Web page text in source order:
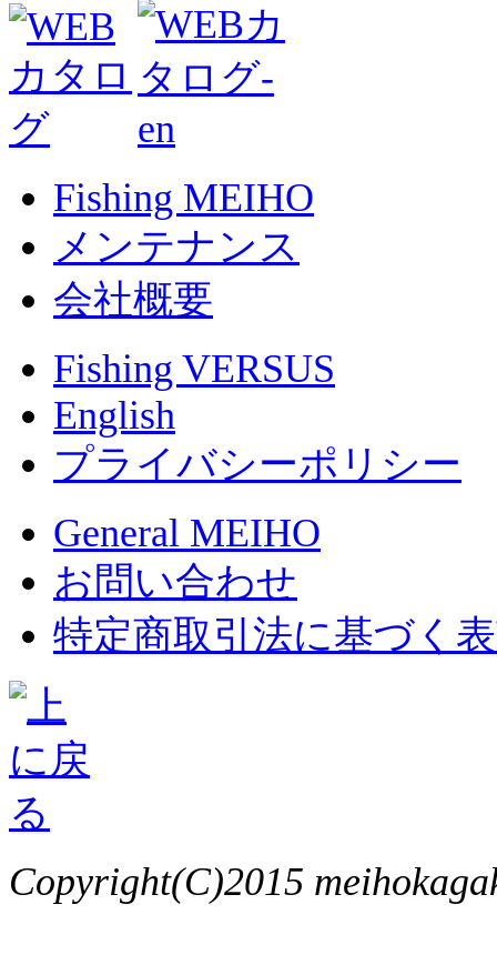
Fishing MEIHO
メンテナンス
会社概要
Fishing VERSUS
English
プライバシーポリシー
General MEIHO
お問い合わせ
特定商取引法に基づく
Copyright(C)2015